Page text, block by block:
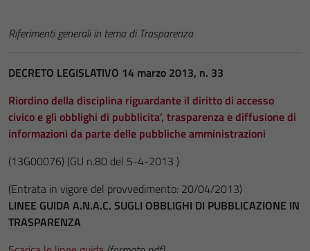
Riferimenti generali in tema di Trasparenza
DECRETO LEGISLATIVO 14 marzo 2013, n. 33
Riordino della disciplina riguardante il diritto di accesso
civico e gli obblighi di pubblicita’, trasparenza e diffusione di
informazioni da parte delle pubbliche amministrazioni
(13G00076) (GU n.80 del 5-4-2013 )
(Entrata in vigore del provvedimento: 20/04/2013)
LINEE GUIDA A.N.A.C. SUGLI OBBLIGHI DI PUBBLICAZIONE IN
TRASPARENZA